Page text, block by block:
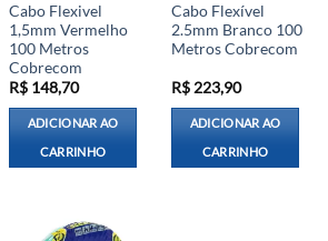
Cabo Flexivel
1,5mm Vermelho
100 Metros
Cobrecom
R$148,70
ADICIONAR AO
CARRINHO
Cabo Flexível
2.5mm Branco 100
Metros Cobrecom
R$223,90
ADICIONAR AO
CARRINHO